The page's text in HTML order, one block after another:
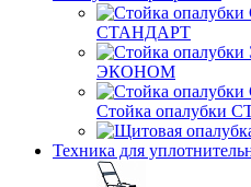
СТАНДАРТ
ЭКОНОМ
Стойка опалубки
Техника для